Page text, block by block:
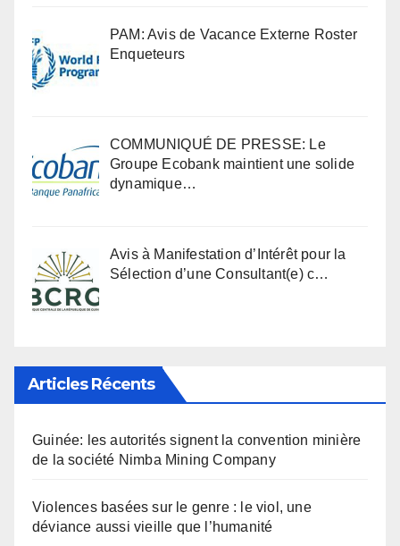
PAM: Avis de Vacance Externe Roster
Enqueteurs
COMMUNIQUÉ DE PRESSE: Le
Groupe Ecobank maintient une solide
dynamique…
Avis à Manifestation d’Intérêt pour la
Sélection d’une Consultant(e) c…
Articles Récents
Guinée: les autorités signent la convention minière
de la société Nimba Mining Company
Violences basées sur le genre : le viol, une
déviance aussi vieille que l’humanité